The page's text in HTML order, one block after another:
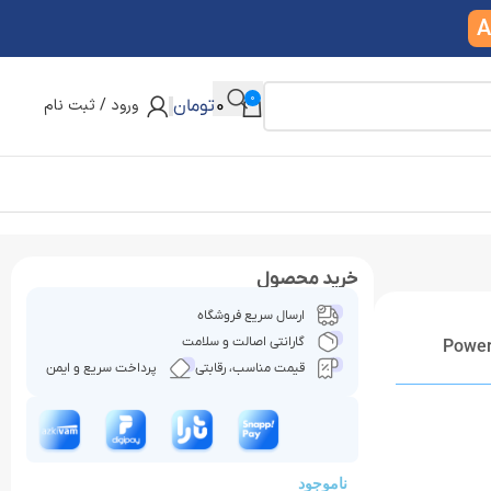
0
0تومان ورود / ثبت نام
خرید محصول
ارسال سریع فروشگاه
گارانتی اصالت و سلامت
قیمت مناسب، رقابتی
پرداخت سریع و ایمن
ناموجود